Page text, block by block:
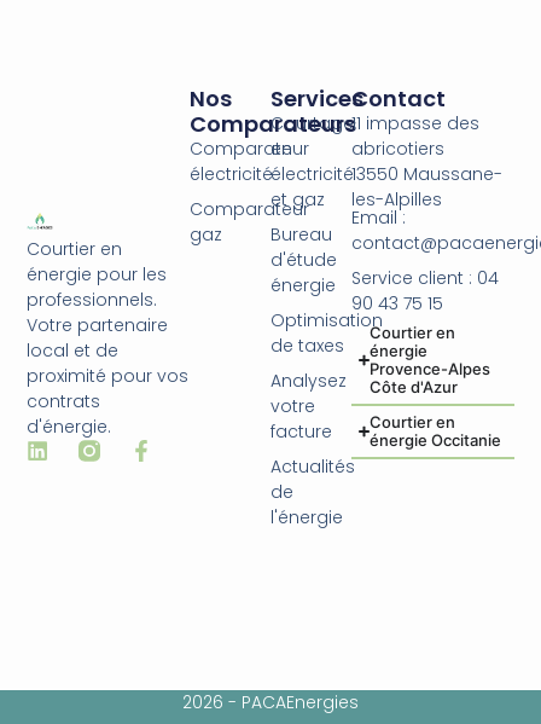
Courtier en
énergie pour les
professionnels.
Votre partenaire
local et de
proximité pour vos
contrats
d'énergie.
Services
Courtage
en
électricité
et gaz
Bureau
d'étude
énergie
Optimisation
de taxes
Analysez
votre
facture
Actualités
de
l'énergie
Nos
Comparateurs
Comparateur
électricité
Comparateur
gaz
Contact
11 impasse des
abricotiers
13550 Maussane-
les-Alpilles
Email :
Service client : 04
90 43 75 15
Courtier en
énergie
Provence-Alpes
Côte d'Azur
Courtier en
énergie Occitanie
2026 - PACAEnergies